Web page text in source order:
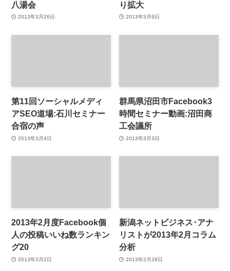
八湯会
2013年3月26日
り拡大
2013年3月9日
第11回ソーシャルメディ
アSEO道場:石川セミナー
合宿の声
2013年3月4日
群馬県沼田市Facebook3
時間セミナー動画:沼田商
工会議所
2013年3月3日
2013年2月度Facebook個
人の投稿いいね数ランキン
グ20
2013年3月2日
新潟ネットビジネス･アナ
リストが2013年2月コラム
分析
2013年2月28日